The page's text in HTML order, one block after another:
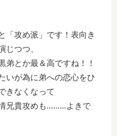
「攻め派」です！表向き
つつ、
弟とか最＆高ですね！！
いが為に弟への恋心をひ
きなくなって
兄貴攻めも………よきで